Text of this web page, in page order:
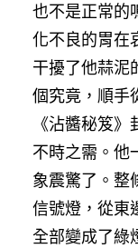
也不是正常的
化不良的胃在
干擾了他蒜泥
個究竟，順手
《沾醬秘笈
不時之需。他
象震驚了。整
信號燈，從東
全部變成了綠